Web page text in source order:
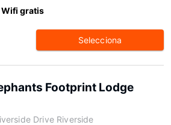
Wifi gratis
Selecciona
Footprint Lodge
Drive Riverside